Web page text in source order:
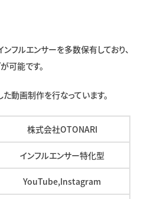
フルエンサーを多数保有しており、
可能です。
動画制作を行なっています。
株式会社OTONARI
インフルエンサー特化型
YouTube,Instagram